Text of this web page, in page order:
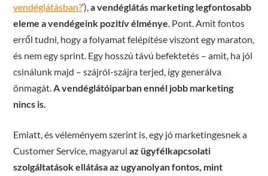
vendéglátásban?‘),a vendéglátás marketing legfontosabb
eleme a vendégeink pozitív élménye . Pont. Amit fontos
erről tudni, hogy a folyamat felépítése viszont egy maraton,
és nem egy sprint. Egy hosszú távú befektetés – amit, ha jól
csinálunk majd – szájról-szájra terjed, így generálva
önmagát. A vendéglátóiparban ennél jobb marketing
nincs is.
Emiatt, és véleményem szerint is, egy jó marketingesnek a
Customer Service, magyarulaz ügyfélkapcsolati
szolgáltatások ellátása az ugyanolyan fontos, mint